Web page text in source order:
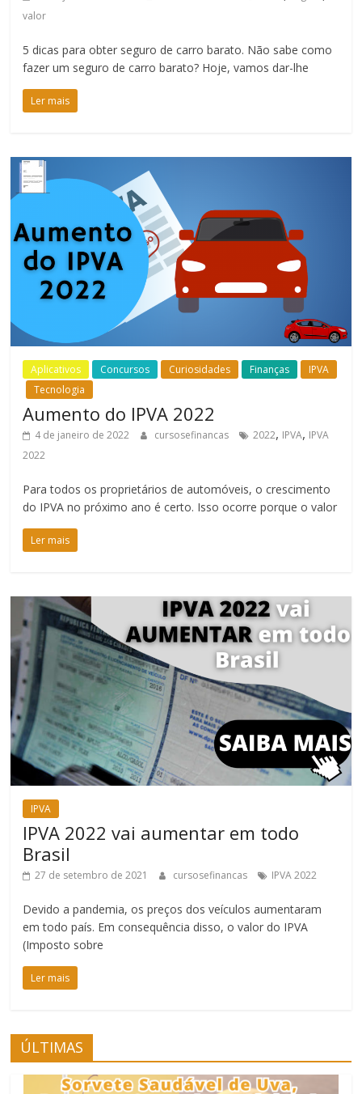
valor
5 dicas para obter seguro de carro barato. Não sabe como
fazer um seguro de carro barato? Hoje, vamos dar-lhe
Ler mais
Aplicativos Concursos Curiosidades Finanças
IPVA
Tecnologia
Aumento do IPVA 2022
4 de janeiro de 2022 cursosefinancas 2022, IPVA, IPVA
2022
Para todos os proprietários de automóveis, o crescimento
do IPVA no próximo ano é certo. Isso ocorre porque o valor
Ler mais
IPVA
IPVA 2022 vai aumentar em todo
Brasil
27 de setembro de 2021 cursosefinancas IPVA 2022
Devido a pandemia, os preços dos veículos aumentaram
em todo país. Em consequência disso, o valor do IPVA
(Imposto sobre
Ler mais
ÚLTIMAS